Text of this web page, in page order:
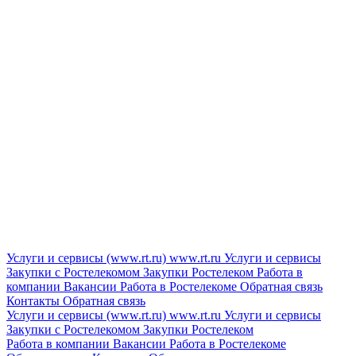
Услуги и сервисы (www.rt.ru) www.rt.ru Услуги и сервисы
Закупки с Ростелекомом Закупки Ростелеком Работа в
компании Вакансии Работа в Ростелекоме Обратная связь
Контакты Обратная связь
Услуги и сервисы (www.rt.ru) www.rt.ru Услуги и сервисы
Закупки с Ростелекомом Закупки Ростелеком
Работа в компании Вакансии Работа в Ростелекоме